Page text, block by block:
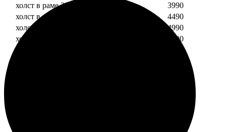
холст в раме 20х20
3990
холст в раме 20х30
4490
холст в раме 30х30
4990
холст в раме 30х40
5490